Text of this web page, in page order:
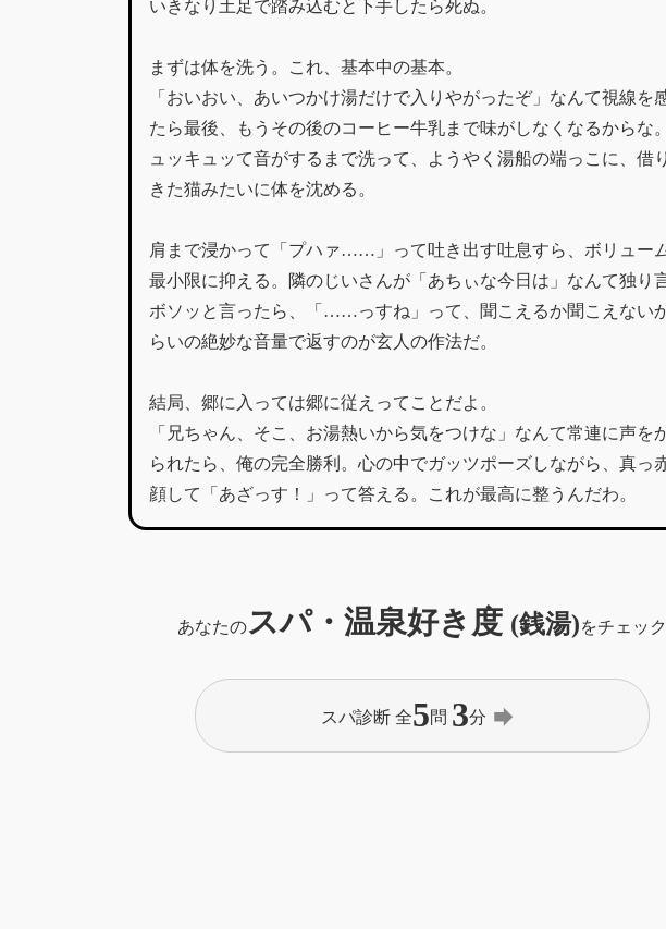
いきなり土足で踏み込むと下手したら死ぬ。
まずは体を洗う。これ、基本中の基本。
「おいおい、あいつかけ湯だけで入りやがったぞ」なんて視線を
たら最後、もうその後のコーヒー牛乳まで味がしなくなるからな
ュッキュッて音がするまで洗って、ようやく湯船の端っこに、借
きた猫みたいに体を沈める。
肩まで浸かって「プハァ……」って吐き出す吐息すら、ボリュー
最小限に抑える。隣のじいさんが「あちぃな今日は」なんて独り
ボソッと言ったら、「……っすね」って、聞こえるか聞こえない
らいの絶妙な音量で返すのが玄人の作法だ。
結局、郷に入っては郷に従えってことだよ。
「兄ちゃん、そこ、お湯熱いから気をつけな」なんて常連に声を
られたら、俺の完全勝利。心の中でガッツポーズしながら、真っ
顔して「あざっす！」って答える。これが最高に整うんだわ。
あなたのスパ・温泉好き度 (銭湯)をチェック
スパ診断 全5問 3分 forward